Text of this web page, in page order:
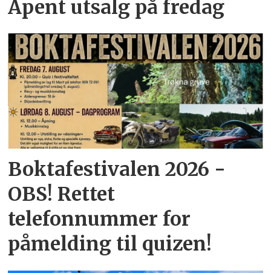
Åpent utsalg på fredag
Boktafestivalen 2026 -
OBS! Rettet
telefonnummer for
påmelding til quizen!